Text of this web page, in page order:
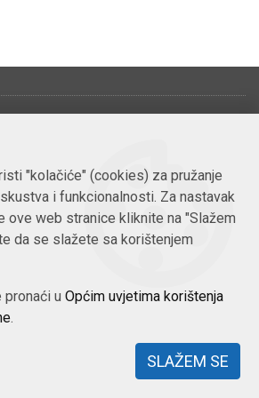
"kolačiće" (cookies) za pružanje
i funkcionalnosti. Za nastavak
ove web stranice kliknite na "Slažem
da se slažete sa korištenjem
u Općim uvjetima korištenja
.
SLAŽEM SE